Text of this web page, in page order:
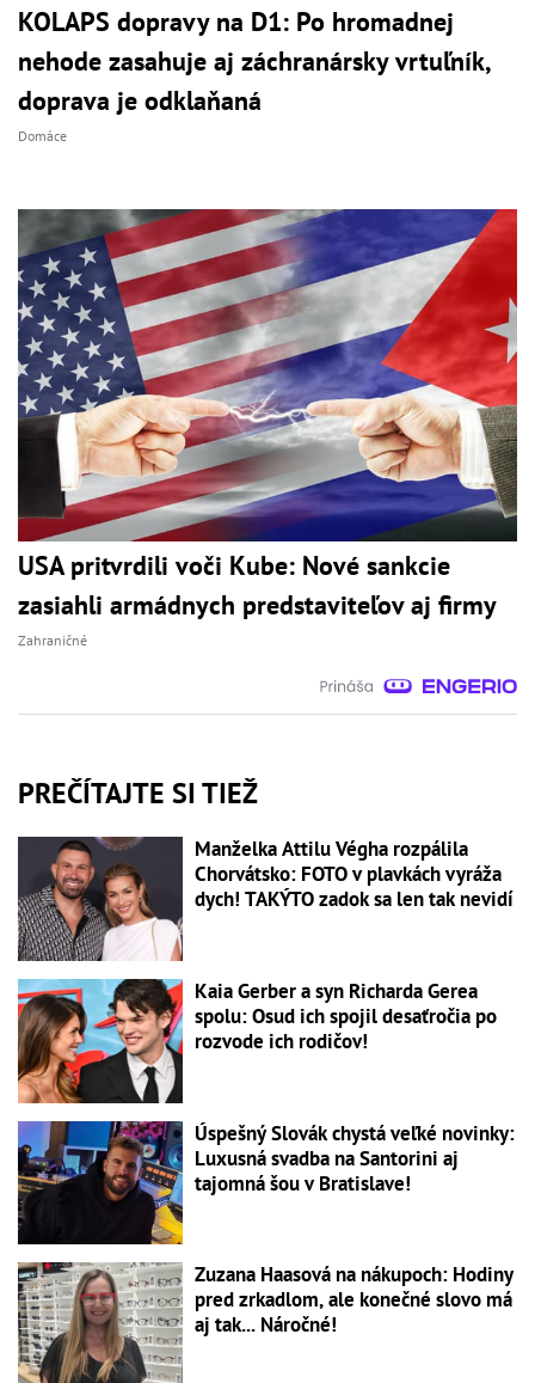
KOLAPS dopravy na D1: Po hromadnej
nehode zasahuje aj záchranársky vrtuľník,
doprava je odklaňaná
Domáce
USA pritvrdili voči Kube: Nové sankcie
zasiahli armádnych predstaviteľov aj firmy
Zahraničné
PREČÍTAJTE SI TIEŽ
Manželka Attilu Végha rozpálila
Chorvátsko: FOTO v plavkách vyráža
dych! TAKÝTO zadok sa len tak nevidí
Kaia Gerber a syn Richarda Gerea
spolu: Osud ich spojil desaťročia po
rozvode ich rodičov!
Úspešný Slovák chystá veľké novinky:
Luxusná svadba na Santorini aj
tajomná šou v Bratislave!
Zuzana Haasová na nákupoch: Hodiny
pred zrkadlom, ale konečné slovo má
aj tak... Náročné!